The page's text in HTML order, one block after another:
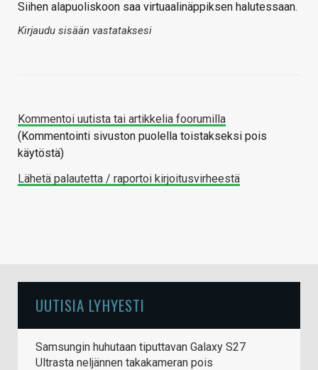
Siihen alapuoliskoon saa virtuaalinäppiksen halutessaan.
Kirjaudu sisään vastataksesi
Kommentoi uutista tai artikkelia foorumilla
(Kommentointi sivuston puolella toistakseksi pois
käytöstä)
Lähetä palautetta / raportoi kirjoitusvirheestä
UUTISIA LYHYESTI
Samsungin huhutaan tiputtavan Galaxy S27
Ultrasta neljännen takakameran pois